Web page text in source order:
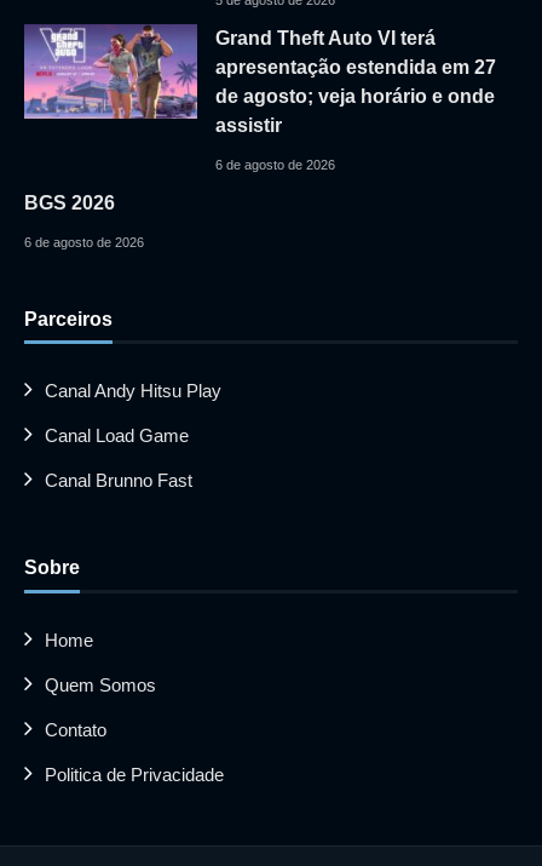
Grand Theft Auto VI terá
apresentação estendida em 27
de agosto; veja horário e onde
assistir
6 de agosto de 2026
BGS 2026
6 de agosto de 2026
Parceiros
Canal Andy Hitsu Play
Canal Load Game
Canal Brunno Fast
Sobre
Home
Quem Somos
Contato
Politica de Privacidade